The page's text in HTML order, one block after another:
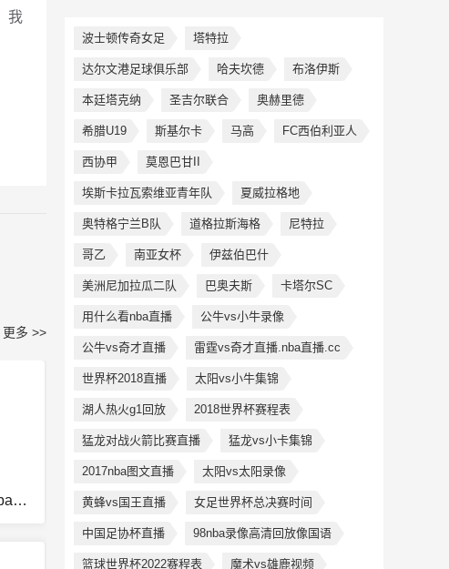
我
更多 >>
76人VS凯尔特人nba季后赛
波士顿传奇女足 塔特拉
达尔文港足球俱乐部 哈夫坎德 布洛伊斯
本廷塔克纳 圣吉尔联合 奥赫里德
希腊U19 斯基尔卡 马高 FC西伯利亚人
西协甲 莫恩巴甘II
埃斯卡拉瓦索维亚青年队 夏威拉格地
奥特格宁兰B队 道格拉斯海格 尼特拉
哥乙 南亚女杯 伊兹伯巴什
美洲尼加拉瓜二队 巴奥夫斯 卡塔尔SC
用什么看nba直播 公牛vs小牛录像
公牛vs奇才直播 雷霆vs奇才直播.nba直播.cc
世界杯2018直播 太阳vs小牛集锦
湖人热火g1回放 2018世界杯赛程表
猛龙对战火箭比赛直播 猛龙vs小卡集锦
2017nba图文直播 太阳vs太阳录像
黄蜂vs国王直播 女足世界杯总决赛时间
中国足协杯直播 98nba录像高清回放像国语
篮球世界杯2022赛程表 魔术vs雄鹿视频